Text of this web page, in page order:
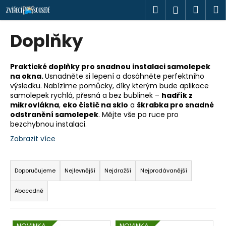
Přejít
na
obsah
Hledat
Doplňky
Praktické doplňky pro snadnou instalaci samolepek
na okna.Usnadněte si lepení a dosáhněte perfektního
výsledku. Nabízíme pomůcky, díky kterým bude aplikace
samolepek rychlá, přesná a bez bublinek – hadřík z
mikrovlákna, eko čistič na sklo a škrabka pro snadné
odstranění samolepek. Mějte vše po ruce pro
bezchybnou instalaci.
Zobrazit více
Ř
a
z
e
n
Doporučujeme Nejlevnější Nejdražší Nejprodávanější
Abecedně
K
o
o
p
o
t
ř
e
b
u
e
t
e